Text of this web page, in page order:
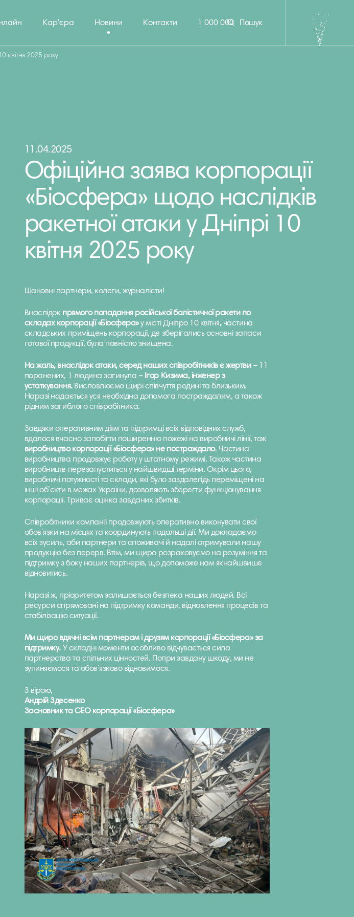
Кар'єра Новини Контакти 1 000 000 Пошук
квітня 2025 року
11.04.2025
Офіційна заява корпорації
«Біосфера» щодо наслідків
ракетної атаки у Дніпрі 10
квітня 2025 року
Шановні партнери, колеги, журналісти!
Внаслідок прямого попадання російської балістичної ракети по
складахкорпорації «Біосфера»у місті Дніпро 10 квітня, частина
складських приміщень корпорації, де зберігались основні запаси
готової продукції, була повністю знищена.
На жаль, внаслідок атаки, серед наших співробітниківє жертви –
поранених, 1 людина загинула – Ігор Кизима, інженер з
устаткування.Висловлюємо щирі співчуття родині та близьким.
Наразі надається уся необхідна допомога постраждалим, а також
рідним загиблого співробітника.
Завдяки оперативним діям та підтримці всіх відповідних служб,
вдалося вчасно запобігти поширенню пожежі на виробничі лінії, тож
виробництво корпорації «Біосфера» не постраждало. Частина
виробництва продовжує роботу у штатному режимі. Також частина
виробництв перезапуститься у найшвидші терміни. Окрім цього,
виробничі потужності та склади, які було заздалегідь переміщені на
інші об’єкти в межах України, дозволяють зберегти функціонування
корпорації. Триває оцінка завданих збитків.
Співробітники компанії продовжують оперативно виконувати свої
обов’язки на місцях та координують подальші дії. Ми докладаємо
всіх зусиль, аби партнери та споживачі й надалі отримували нашу
продукцію без перерв. Втім, ми щиро розраховуємо на розуміння та
підтримку з боку наших партнерів, що допоможе нам якнайшвише
відновитись.
Наразі ж, пріоритетом залишається безпека наших людей. Всі
ресурси спрямовані на підтримку команди, відновлення процесів та
стабілізацію ситуації.
Ми щиро вдячні всім партнерам і друзям корпорації «Біосфера» за
підтримку. У складні моменти особливо відчувається сила
партнерства та спільних цінностей. Попри завдану шкоду, ми не
зупиняємося та обов’язково відновимося.
З вірою,
Андрій Здесенко
Засновник та СЕО корпорації «Біосфера»